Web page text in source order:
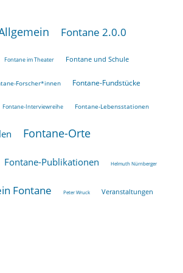
Fontane 2.0.0
Fontane im Theater Fontane und Schule
Forscher*innen Fontane-Fundstücke
Fontane-Interviewreihe Fontane-Lebensstationen
Fontane-Orte
Fontane-Publikationen Helmuth Nürnberger
Fontane Peter Wruck Veranstaltungen